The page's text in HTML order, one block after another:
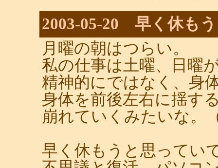
2003-05-20 早く休も
月曜の朝はつらい。
私の仕事は土曜、日曜
精神的にではなく、身
身体を前後左右に揺す
崩れていくみたいな。
早く休もうと思ってい